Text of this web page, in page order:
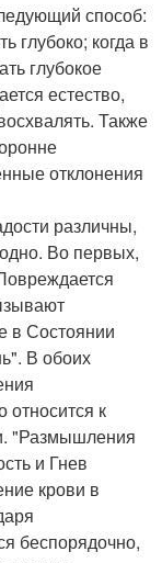
способ:
глубоко; когда в
глубокое
естество,
Также
отклонения
различны,
Во первых,
в Состоянии
В обоих
относится к
"Размышления
и Гнев
крови в
беспорядочно,